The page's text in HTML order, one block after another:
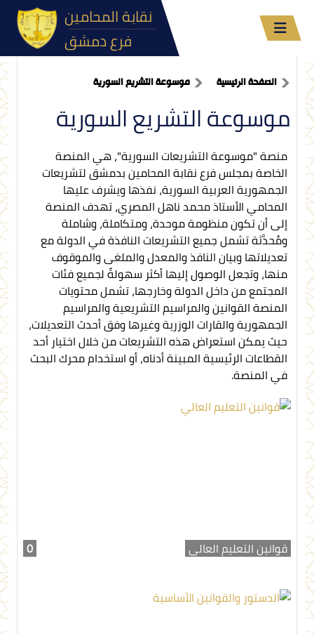
فرع دمشق
الصفحة الرئيسية موسوعة التشريع السورية
موسوعة التشريع السورية
منصة "موسوعة التشريعات السورية"، هي المنصة
الخاصة بمجلس فرع نقابة المحامين بدمشق لتشريعات
الجمهورية العربية السورية، نفذها ويشرف عليها
المحامي الأستاذ محمد ناهل المصري، تهدف المنصة
إلى أن تكون منظومة موحدة، ومتكاملة، وشاملة
ومُحدَّثة تشمل جميع التشريعات النافذة في الدولة مع
تعديلاتها وبيان النافذ والمعدل والملغى والموقوف
منها، وتجعل الوصول إليها أكثر سهولةً لجميع فئات
المجتمع من داخل الدولة وخارجها، تشمل محتويات
المنصة القوانين والمراسيم التشريعية والمراسيم
الجمهورية والقارات الوزرية وغيرها وفق أحدث التعديلات،
حيث يمكن استعراض هذه التشريعات من خلال اختيار أحد
القطاعات الرئيسية المبينة أدناه، أو استخدام محرك البحث
في المنصة.
قوانين التعليم العالي 0